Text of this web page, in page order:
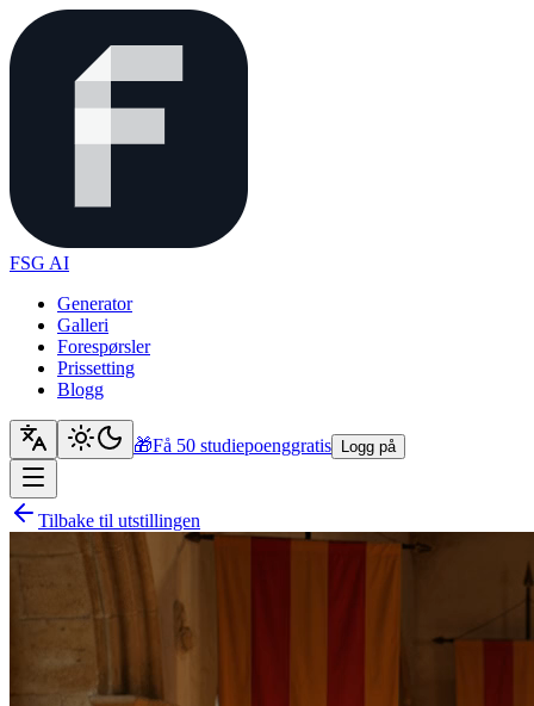
FSG AI
Generator
Galleri
Forespørsler
Prissetting
Blogg
🎁Få 50 studiepoenggratis Logg på
Tilbake til utstillingen